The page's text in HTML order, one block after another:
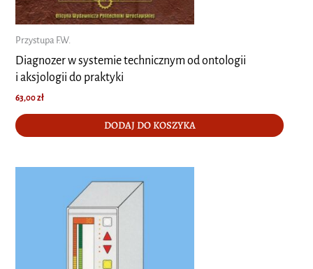
Przystupa F.W.
Diagnozer w systemie technicznym od ontologii
i aksjologii do praktyki
63,00zł
DODAJ DO KOSZYKA